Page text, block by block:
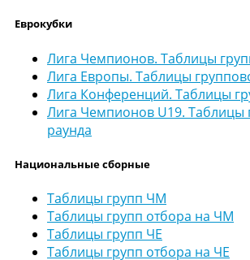
Еврокубки
Лига Чемпионов. Таблицы
Лига Европы. Таблицы
Лига Конференций. Таблицы
Лига Чемпионов U19. Таблицы
раунда
Национальные сборные
Таблицы групп ЧМ
Таблицы групп отбора на ЧМ
Таблицы групп ЧЕ
Таблицы групп отбора на ЧЕ